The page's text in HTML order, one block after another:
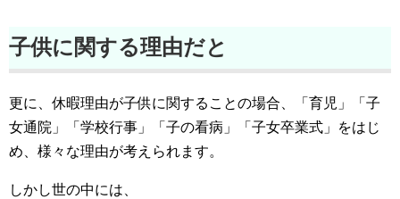
子供に関する理由だと
更に、休暇理由が子供に関することの場合、「育児」「子
女通院」「学校行事」「子の看病」「子女卒業式」をはじ
め、様々な理由が考えられます。
しかし世の中には、